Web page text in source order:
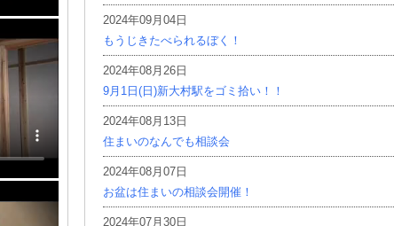
2024年09月04日
もうじきたべられるぼく！
2024年08月26日
9月1日(日)新大村駅をゴミ拾い！！
2024年08月13日
住まいのなんでも相談会
2024年08月07日
お盆は住まいの相談会開催！
2024年07月30日